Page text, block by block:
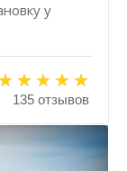
у
135 отзывов